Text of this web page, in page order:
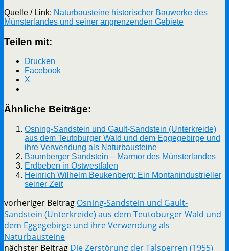
Quelle / Link: Naturbausteine historischer Bauwerke des
Münsterlandes und seiner angrenzenden Gebiete
Teilen mit:
Drucken
Facebook
X
Ähnliche Beiträge:
Osning-Sandstein und Gault-Sandstein (Unterkreide)
aus dem Teutoburger Wald und dem Eggegebirge und
ihre Verwendung als Naturbausteine
Baumberger Sandstein – Marmor des Münsterlandes
Erdbeben in Ostwestfalen
Heinrich Wilhelm Beukenberg: Ein Montanindustrieller
seiner Zeit
vorheriger Beitrag Osning-Sandstein und Gault-
Sandstein (Unterkreide) aus dem Teutoburger Wald und
dem Eggegebirge und ihre Verwendung als
Naturbausteine
nächster Beitrag Die Zerstörung der Talsperren (1955)